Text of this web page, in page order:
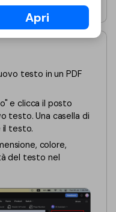
testo in un PDF
e clicca il posto
testo. Una casella di
il testo.
colore,
del testo nel
Apri